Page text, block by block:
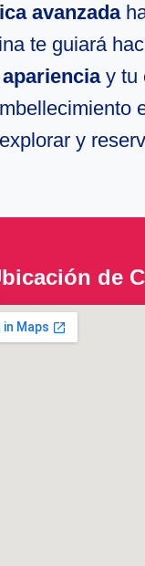
avanzada
te guiará
y tu
y
de